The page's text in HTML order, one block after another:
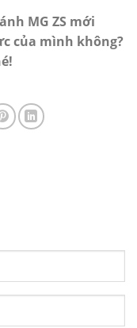
MG ZS mới
của mình không?